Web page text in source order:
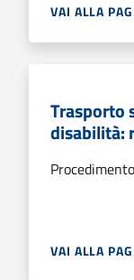
VAI ALLA
Trasporto
disabilità:
VAI ALLA